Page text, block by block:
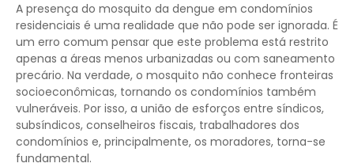
A presença do mosquito da dengue em condomínios
residenciais é uma realidade que não pode ser ignorada. É
um erro comum pensar que este problema está restrito
apenas a áreas menos urbanizadas ou com saneamento
precário. Na verdade, o mosquito não conhece fronteiras
socioeconômicas, tornando os condomínios também
vulneráveis. Por isso, a união de esforços entre síndicos,
subsíndicos, conselheiros fiscais, trabalhadores dos
condomínios e, principalmente, os moradores, torna-se
fundamental.